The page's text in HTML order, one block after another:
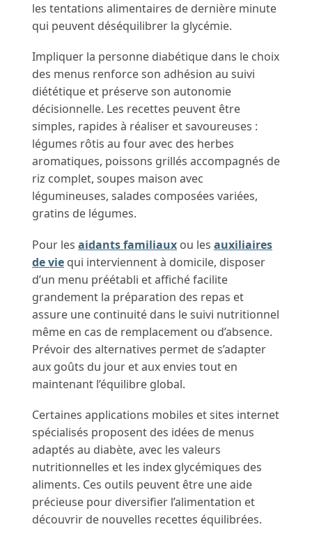
les tentations alimentaires de dernière minute
qui peuvent déséquilibrer la glycémie.
Impliquer la personne diabétique dans le choix
des menus renforce son adhésion au suivi
diététique et préserve son autonomie
décisionnelle. Les recettes peuvent être
simples, rapides à réaliser et savoureuses :
légumes rôtis au four avec des herbes
aromatiques, poissons grillés accompagnés de
riz complet, soupes maison avec
légumineuses, salades composées variées,
gratins de légumes.
Pour les aidants familiaux ou les auxiliaires
de vie qui interviennent à domicile, disposer
d’un menu préétabli et affiché facilite
grandement la préparation des repas et
assure une continuité dans le suivi nutritionnel
même en cas de remplacement ou d’absence.
Prévoir des alternatives permet de s’adapter
aux goûts du jour et aux envies tout en
maintenant l’équilibre global.
Certaines applications mobiles et sites internet
spécialisés proposent des idées de menus
adaptés au diabète, avec les valeurs
nutritionnelles et les index glycémiques des
aliments. Ces outils peuvent être une aide
précieuse pour diversifier l’alimentation et
découvrir de nouvelles recettes équilibrées.